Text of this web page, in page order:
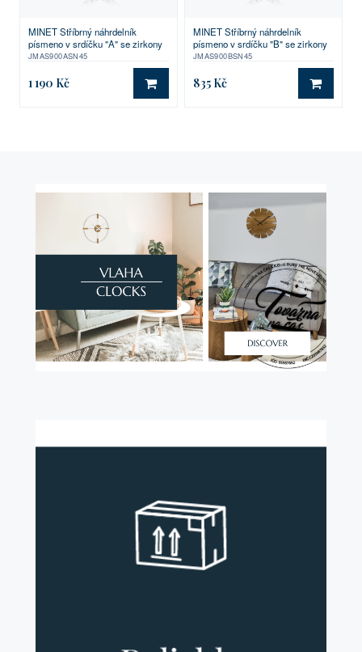
MINET Stříbrný náhrdelník
písmeno v srdíčku "A" se zirkony
JMAS900ASN45
1 190 Kč DO KOŠÍKU
MINET Stříbrný náhrdelník
písmeno v srdíčku "B" se zirkony
JMAS900BSN45
835 Kč DO